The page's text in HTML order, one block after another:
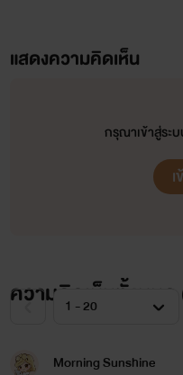
แสดงความคิดเห็น
กรุณาเข้าสู่ระ
ความคิดเห็นทั้งหมด
Morning Sunshine